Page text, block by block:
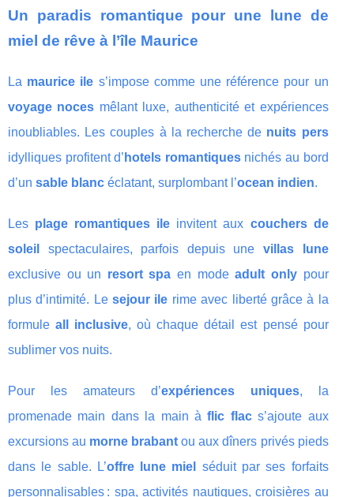
Un paradis romantique pour une lune de
miel de rêve à l’île Maurice
La maurice ile s’impose comme une référence pour un
voyage noces mêlant luxe, authenticité et expériences
inoubliables. Les couples à la recherche de nuits pers
idylliques profitent d’ hotels romantiquesnichés au bord
d’un sable blanc éclatant, surplombant l’ocean indien.
Les plage romantiques ile invitent aux couchers de
soleil
spectaculaires, parfois depuis une villas lune
exclusive ou un resort spa en modeadult only pour
plus d’intimité. Lesejour ile rime avec liberté grâce à la
formuleall inclusive, où chaque détail est pensé pour
sublimer vos nuits.
Pour les amateurs d’expériences uniques, la
promenade main dans la main àflic flacs’ajoute aux
excursions au morne brabant ou aux dîners privés pieds
dans le sable. L’offre lune miel
séduit par ses forfaits
personnalisables : spa, activités nautiques, croisières au